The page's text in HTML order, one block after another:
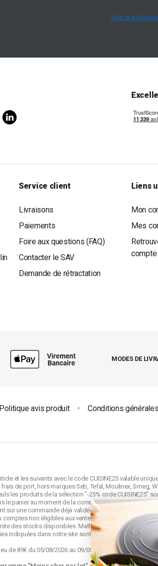
Voir la
Service client
Livraisons
Paiements
Foire aux questions (FAQ)
Contacter le SAV
Demande de rétractation
Liens
Mon
Mes
MODES DE
Politique avis produit • Conditions
et les suivants avec le code CUISINE25 valable
de port, hors marques Seb, Tefal, Moulinex, Smeg,
les produits de la sélection "-25% code CUISINE25"
panier au moment de la commande et avant la
une commande déjà validée. Le code CUISINE25
non éligibles aux ventes privées mathon.fr.
des stocks disponibles. Mathon se réserve le droit
indiquées dans notre site sont calculées d'après le
de 89€ du 05/08/2026 au 09/08/2026 23h59. Offre